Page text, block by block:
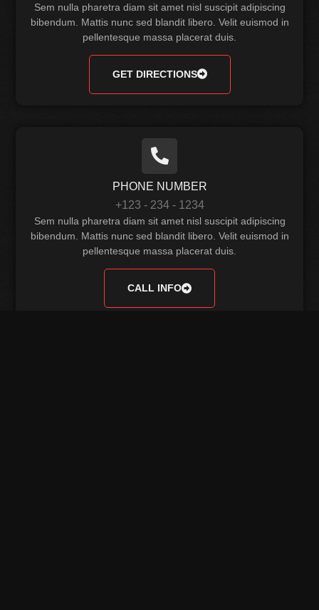
Sem nulla pharetra diam sit amet nisl suscipit adipiscing
bibendum. Mattis nunc sed blandit libero. Velit euismod in
pellentesque massa placerat duis.
GET DIRECTIONS
PHONE NUMBER
+123 - 234 - 1234
Sem nulla pharetra diam sit amet nisl suscipit adipiscing
bibendum. Mattis nunc sed blandit libero. Velit euismod in
pellentesque massa placerat duis.
CALL INFO